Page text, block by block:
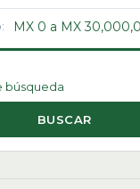
MX 0 a MX
búsqueda
BUSCAR